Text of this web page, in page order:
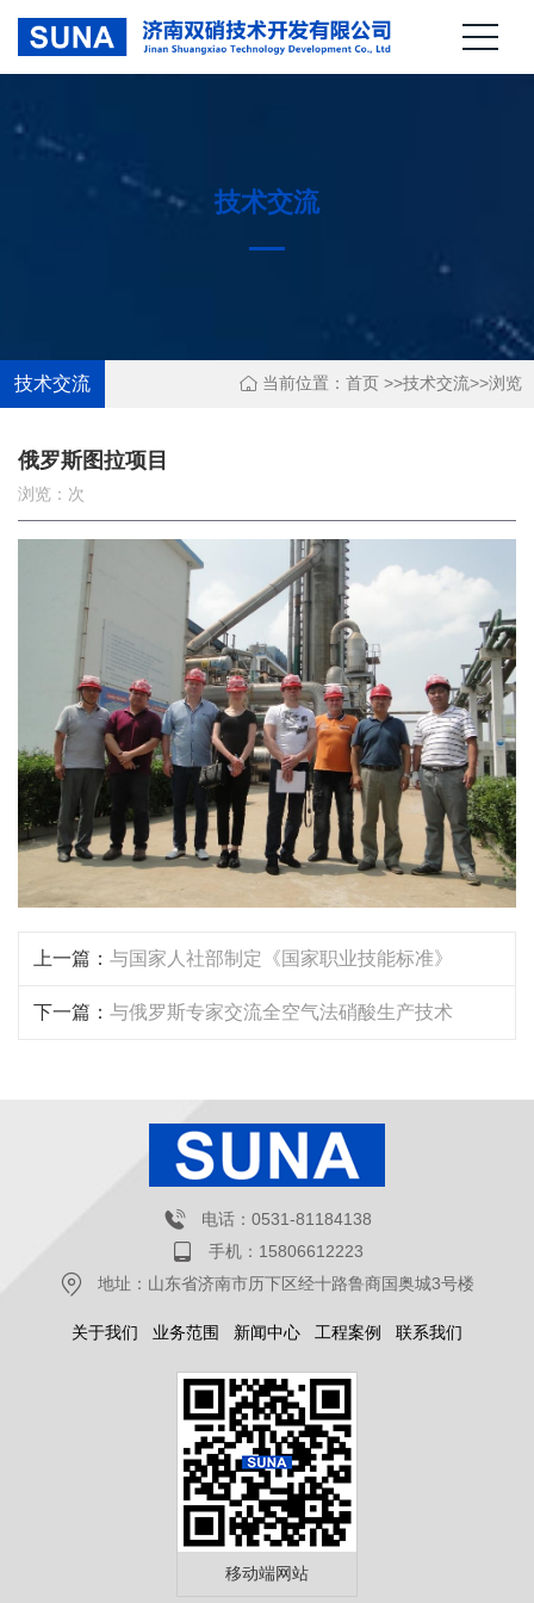
技术交流
技术交流 当前位置：首页 >>技术交流>>浏览
俄罗斯图拉项目
浏览： 次
上一篇： 与国家人社部制定《国家职业技能标准》
下一篇： 与俄罗斯专家交流全空气法硝酸生产技术
电话：0531-81184138
手机：15806612223
地址：山东省济南市历下区经十路鲁商国奥城3号楼
关于我们 业务范围 新闻中心 工程案例 联系我们
移动端网站